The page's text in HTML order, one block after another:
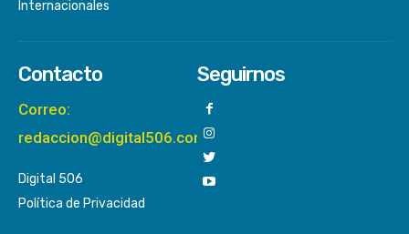
Internacionales
Contacto
Correo:
redaccion@digital506.com
Digital 506
Política de Privacidad
Seguirnos